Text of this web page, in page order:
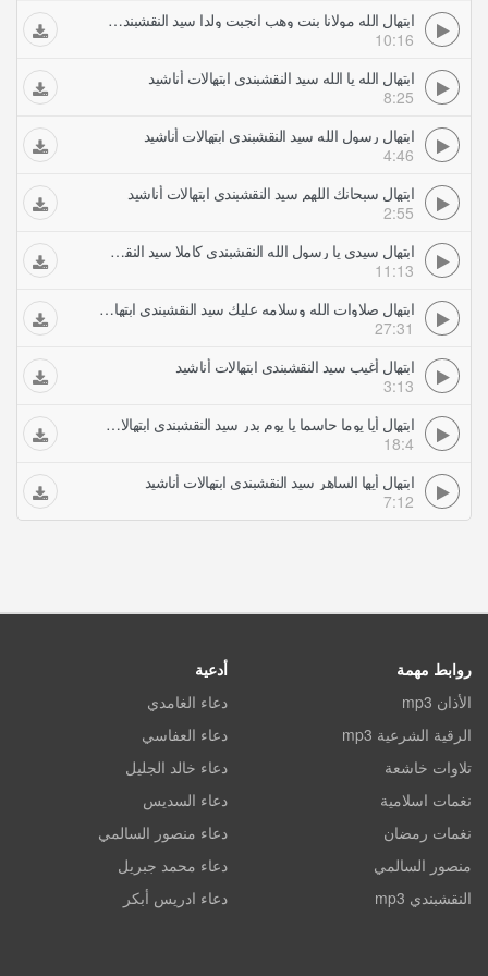
ابتهال الله مولانا بنت وهب انجبت ولدا سيد النقشبندي ابتهالات أناشيد
10:16
ابتهال الله يا الله سيد النقشبندي ابتهالات أناشيد
8:25
ابتهال رسول الله سيد النقشبندي ابتهالات أناشيد
4:46
ابتهال سبحانك اللهم سيد النقشبندي ابتهالات أناشيد
2:55
ابتهال سيدي يا رسول الله النقشبندي كاملا سيد النقشبندي ابتهالات أناشيد
11:13
ابتهال صلاوات الله وسلامه عليك سيد النقشبندي ابتهالات أناشيد
27:31
ابتهال أغيب سيد النقشبندي ابتهالات أناشيد
3:13
ابتهال أيا يوما حاسما يا يوم بدر سيد النقشبندي ابتهالات أناشيد
18:4
ابتهال أيها الساهر سيد النقشبندي ابتهالات أناشيد
7:12
روابط مهمة
الأذان mp3
الرقية الشرعية mp3
تلاوات خاشعة
نغمات اسلامية
نغمات رمضان
منصور السالمي
النقشبندي mp3
أدعية
دعاء الغامدي
دعاء العفاسي
دعاء خالد الجليل
دعاء السديس
دعاء منصور السالمي
دعاء محمد جبريل
دعاء ادريس أبكر